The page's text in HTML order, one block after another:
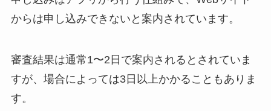
からは申し込みできないと案内されています。
審査結果は通常1〜2日で案内されるとされていま
すが、場合によっては3日以上かかることもありま
す。